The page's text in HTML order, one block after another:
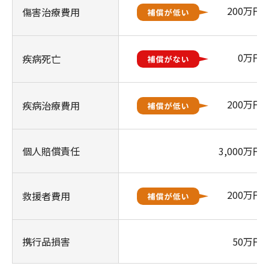
傷害治療費用 200万円
疾病死亡 0万円
疾病治療費用 200万円
個人賠償責任 3,000万円
救援者費用 200万円
携行品損害 50万円